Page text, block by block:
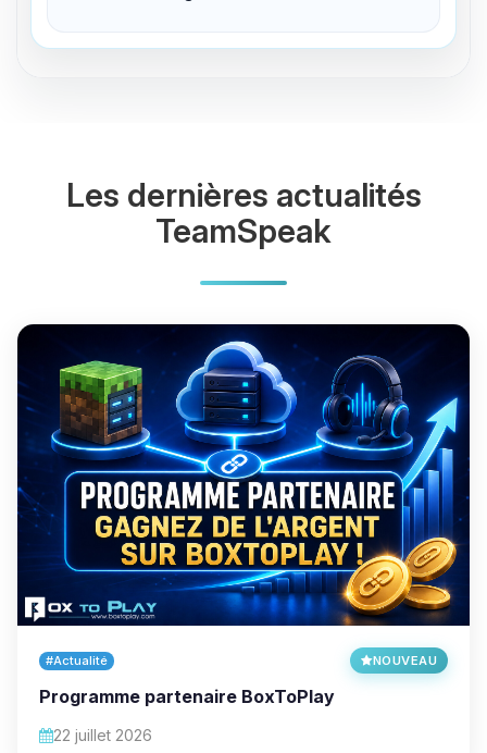
Les dernières actualités
TeamSpeak
#Actualité NOUVEAU
Programme partenaire BoxToPlay
22 juillet 2026